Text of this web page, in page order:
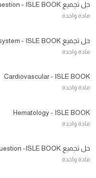
حل تجميع Digestive system Question - ISLE BOOK
مادة واحدة
حل تجميع Respiratory system - ISLE BOOK
مادة واحدة
Cardiovascular - ISLE BOOK
مادة واحدة
Hematology - ISLE BOOK
مادة واحدة
حل تجميع Reproductive system Question -ISLE BOOK
مادة واحدة